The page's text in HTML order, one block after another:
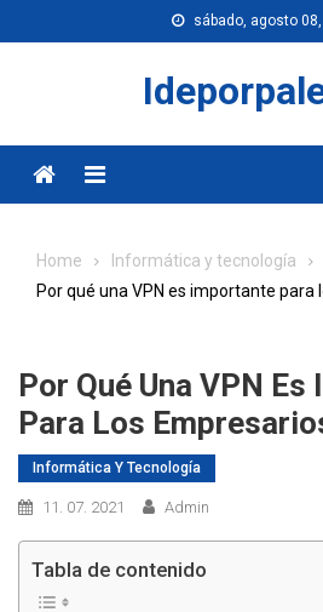
to
sábado, agosto
Menu
Home
Informática y tecnología
Por qué una VPN es importante para
Por Qué Una VPN
Para Los
Informática Y Tecnología
11. 07. 2021 Admin
Tabla de contenido